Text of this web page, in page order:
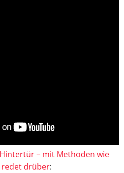
– mit Methoden wie
redet drüber: